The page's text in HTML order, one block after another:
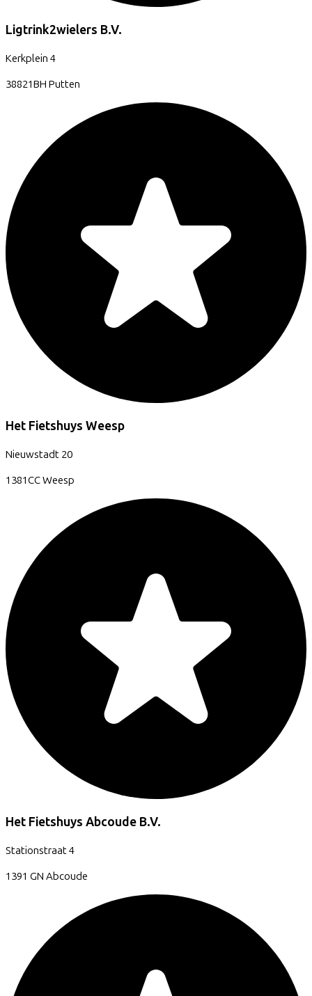
Ligtrink2wielers B.V.
Kerkplein 4
38821BH Putten
Het Fietshuys Weesp
Nieuwstadt 20
1381CCWeesp
Het Fietshuys Abcoude B.V.
Stationstraat4
1391 GN Abcoude